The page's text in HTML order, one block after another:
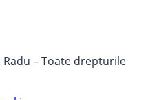
– Toate drepturile